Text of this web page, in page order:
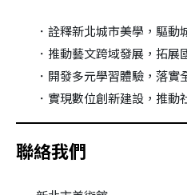
．詮釋新北城市美學，驅動
．推動藝文跨域發展，拓展
．開發多元學習體驗，落實
．實現數位創新建設，推動
聯絡我們